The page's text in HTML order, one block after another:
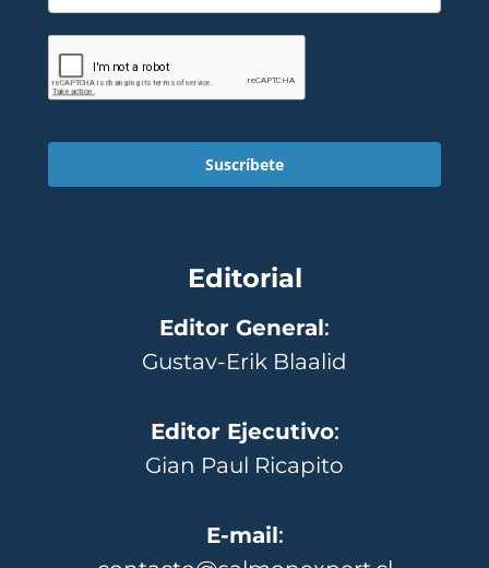
Suscríbete
Editorial
Editor General:
Gustav-Erik Blaalid
Editor Ejecutivo:
Gian Paul Ricapito
E-mail: